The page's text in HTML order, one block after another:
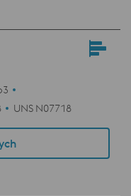
UNS N07718